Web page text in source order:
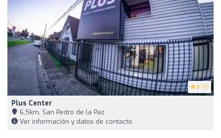
5 (5)
Plus Center
6,5km, San Pedro de la Paz
Ver información y datos de contacto